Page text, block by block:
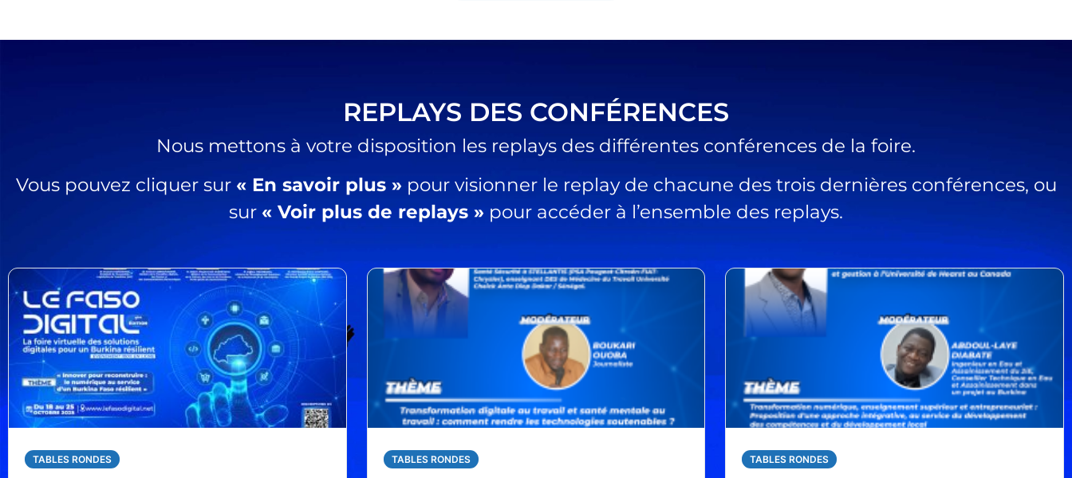
REPLAYS DES CONFÉRENCES
Nous mettons à votre disposition les replays des différentes conférences de la foire.
Vous pouvez cliquer sur « En savoir plus » pour visionner le replay de chacune des trois dernières conférences, ou
sur « Voir plus de replays » pour accéder à l’ensemble des replays.
TABLES RONDES TABLES RONDES TABLES RONDES